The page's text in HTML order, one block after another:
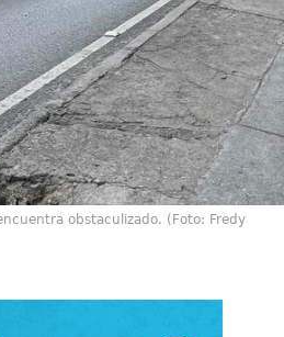
obstaculizado. (Foto: Fredy